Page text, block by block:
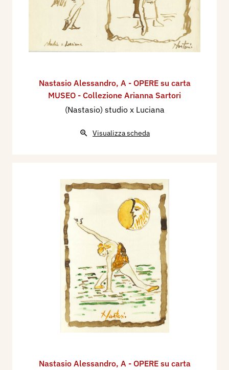
Nastasio Alessandro, A - OPERE su carta
MUSEO - Collezione Arianna Sartori
(Nastasio) studio x Luciana
Visualizza scheda
Nastasio Alessandro, A - OPERE su carta